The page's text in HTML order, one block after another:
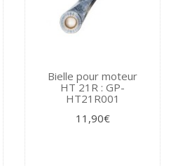
Bielle pour moteur
HT 21R : GP-
HT21R001
11,90€